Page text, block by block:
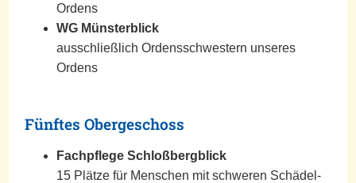
Ordens
WG Münsterblick
ausschließlich Ordensschwestern unseres
Ordens
Fünftes Obergeschoss
Fachpflege Schloßbergblick
15 Plätze für Menschen mit schweren Schädel-